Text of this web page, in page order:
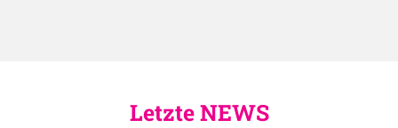
Letzte NEWS